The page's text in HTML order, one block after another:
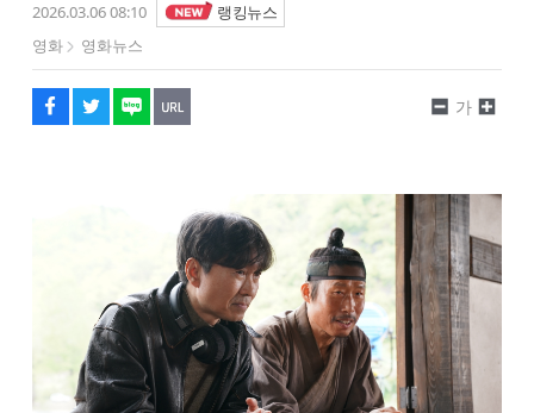
2026.03.06 08:10
랭킹뉴스
영화
영화뉴스
가